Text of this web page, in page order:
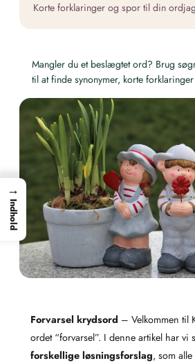
Korte forklaringer og spor til din
Mangler du et beslægtet ord? Brug
til at finde synonymer, korte
Forvarsel krydsord – Velkommen til
ordet “forvarsel”. I denne artikel har vi
forskellige løsningsforslag, som
→
Indhold